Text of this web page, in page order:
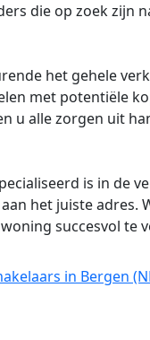
die op zoek zijn
het gehele
met potentiële
u alle zorgen uit
is in de
het juiste adres.
succesvol te
in Bergen